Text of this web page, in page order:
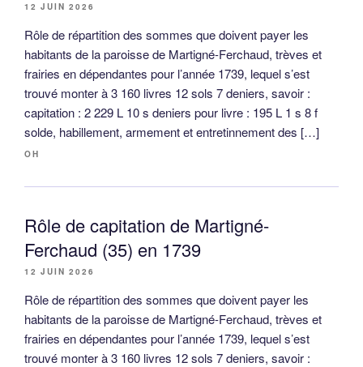
12 JUIN 2026
Rôle de répartition des sommes que doivent payer les
habitants de la paroisse de Martigné-Ferchaud, trèves et
frairies en dépendantes pour l’année 1739, lequel s’est
trouvé monter à 3 160 livres 12 sols 7 deniers, savoir :
capitation : 2 229 L 10 s deniers pour livre : 195 L 1 s 8 f
solde, habillement, armement et entretinnement des […]
OH
Rôle de capitation de Martigné-
Ferchaud (35) en 1739
12 JUIN 2026
Rôle de répartition des sommes que doivent payer les
habitants de la paroisse de Martigné-Ferchaud, trèves et
frairies en dépendantes pour l’année 1739, lequel s’est
trouvé monter à 3 160 livres 12 sols 7 deniers, savoir :